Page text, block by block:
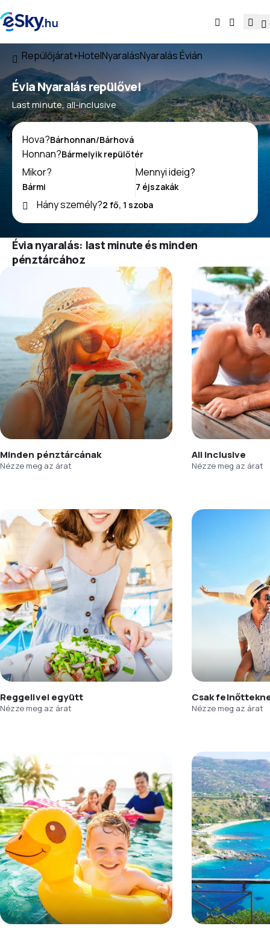
Repülőjárat+HotelNyaralásNyaralás Évián
Évia Nyaralás repülővel
Last minute, all-inclusive
Hova?
Honnan?
Mikor?
Mennyi ideig?
Hány személy?
Évia nyaralás: last minute és minden
pénztárcához
Minden pénztárcának
Nézze meg az árat
All inclusive
Nézze meg az árat
Reggelivel együtt
Nézze meg az árat
Csak
Nézze meg az árat